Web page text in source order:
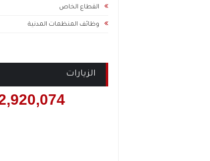
القطاع الخاص
وظائف المنظمات المدنية
الزيارات